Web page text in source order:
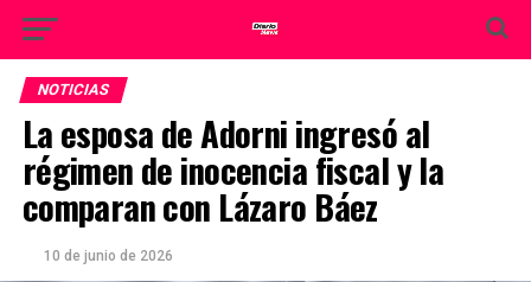
NOTICIAS
La esposa de Adorni ingresó al
régimen de inocencia fiscal y la
comparan con Lázaro Báez
10 de junio de 2026